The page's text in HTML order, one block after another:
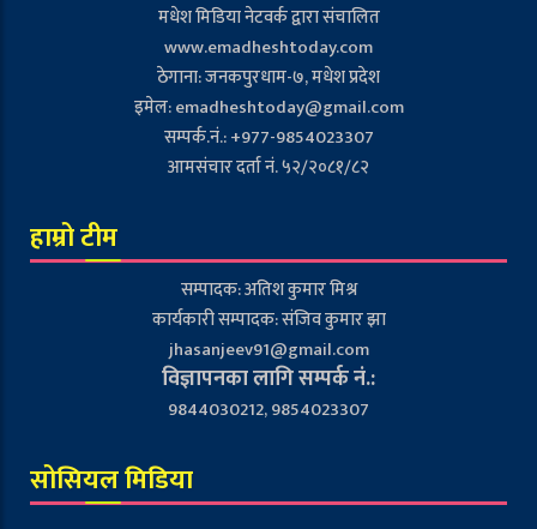
मधेश मिडिया नेटवर्क द्वारा संचालित
www.emadheshtoday.com
ठेगाना: जनकपुरधाम-७, मधेश प्रदेश
इमेल:emadheshtoday@gmail.com
सम्पर्क.नं.: +977-9854023307
आमसंचार दर्ता नं. ५२/२०८१/८२
हाम्रो टीम
सम्पादक: अतिश कुमार मिश्र
कार्यकारी सम्पादक: संजिव कुमार झा
jhasanjeev91@gmail.com
विज्ञापनका लागि सम्पर्क नं.:
9844030212, 9854023307
सोसियल मिडिया